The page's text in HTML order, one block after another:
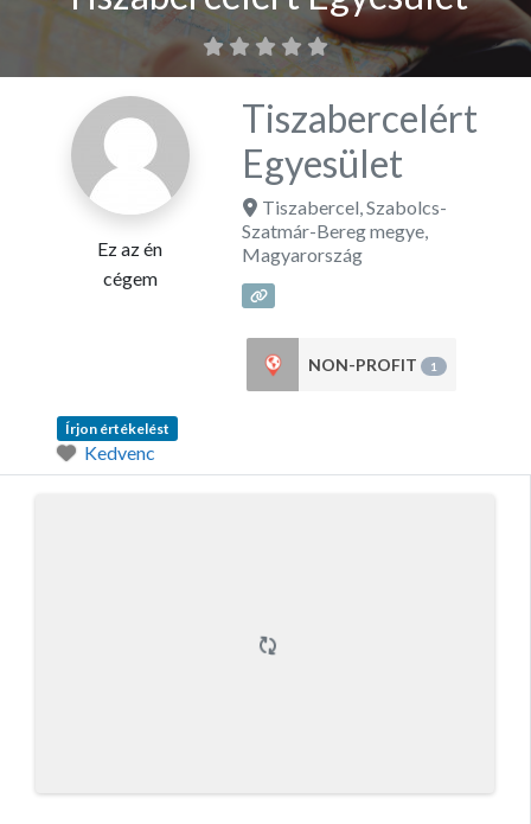
Ez az én
cégem
Tiszabercelért
Egyesület
Tiszabercel,Szabolcs-
Szatmár-Bereg megye,
Magyarország
NON-PROFIT 1
Írjon értékelést
Kedvenc